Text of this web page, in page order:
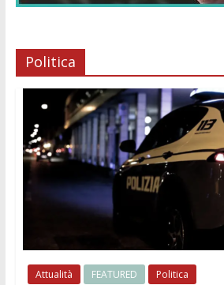
Politica
Attualità FEATURED Politica